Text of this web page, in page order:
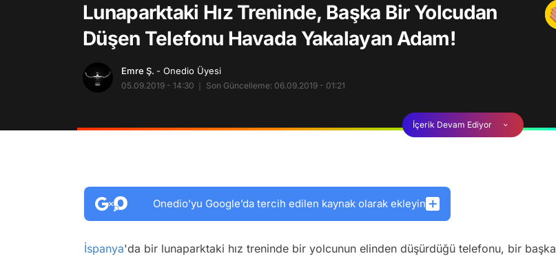
Lunaparktaki Hız Treninde, Başka Bir Yolcudan
Düşen Telefonu Havada Yakalayan Adam!
Emre Ş. - Onedio Üyesi
05.09.2019 - 14:30 Son Güncelleme: 06.09.2019 - 01:21
İçerik Devam Ediyor
Onedio’yu Google’da tercih edilen kaynak olarak ekleyin
İspanya'da bir lunaparktaki hız treninde bir yolcunun elinden düşürdüğü telefonu, bir başka